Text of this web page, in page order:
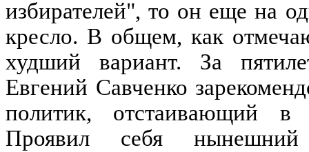
избирателей", то он еще на
кресло. В общем, как
худший вариант. За
Евгений Савченко
политик, отстаивающий в
Проявил себя